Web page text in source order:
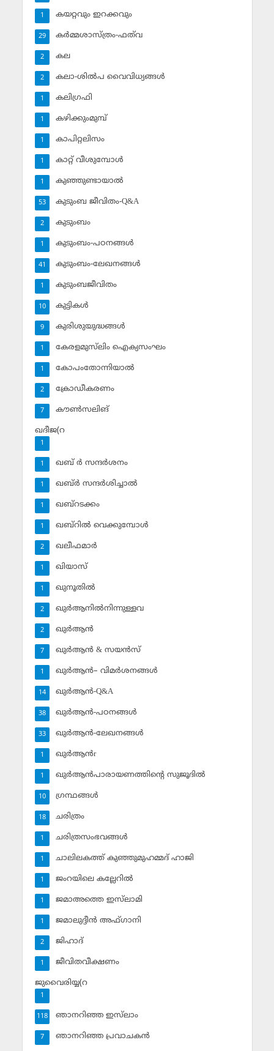
കയറ്റവും ഇറക്കവും
1
കര്‍മ്മശാസ്ത്രം-ഫത്‌വ
29
കല
2
കലാ-ശില്‍പ വൈവിധ്യങ്ങള്‍
2
കലിഗ്രഫി
1
കഴിക്കുംമുമ്പ്
1
കാപിറ്റലിസം
1
കാറ്റ് വീശുമ്പോള്‍
1
കുഞ്ഞുണ്ടായാല്‍
1
കുടുംബ ജീവിതം-Q&A
53
കുടുംബം
2
കുടുംബം-പഠനങ്ങള്‍
1
കുടുംബം-ലേഖനങ്ങള്‍
41
കുടുംബജീവിതം
1
കുട്ടികള്‍
10
കുരിശുയുദ്ധങ്ങള്‍
9
കേരളമുസ്‌ലിം ഐക്യസംഘം
1
കോപംതോന്നിയാല്‍
1
ക്രോഡീകരണം
2
കൗണ്‍സലിങ്‌
7
ഖദീജ(റ
1
ഖബ് ര്‍ സന്ദര്‍ശനം
1
ഖബ്ര്‍ സന്ദര്‍ശിച്ചാല്‍
1
ഖബ്‌റടക്കം
1
ഖബ്‌റില്‍ വെക്കുമ്പോള്‍
1
ഖലീഫമാര്‍
2
ഖിയാസ്
1
ഖുനൂതില്‍
1
ഖുര്‍ആനില്‍നിന്നുള്ളവ
2
ഖുര്‍ആന്‍
2
ഖുര്‍ആന്‍ & സയന്‍സ്‌
7
ഖുര്‍ആന്‍– വിമര്‍ശനങ്ങള്‍
1
ഖുര്‍ആന്‍-Q&A
14
ഖുര്‍ആന്‍-പഠനങ്ങള്‍
38
ഖുര്‍ആന്‍-ലേഖനങ്ങള്‍
33
ഖുര്‍ആന്‍r
1
ഖുര്‍ആന്‍പാരായണത്തിന്റെ സുജൂദില്‍
1
ഗ്രന്ഥങ്ങള്‍
10
ചരിത്രം
18
ചരിത്രസംഭവങ്ങള്‍
1
ചാലിലകത്ത് കുഞ്ഞുമുഹമ്മദ് ഹാജി
1
ജംറയിലെ കല്ലേറില്‍
1
ജമാഅത്തെ ഇസ്‌ലാമി
1
ജമാലുദ്ദീന്‍ അഫ്ഗാനി
1
ജിഹാദ്‌
2
ജീവിതവീക്ഷണം
1
ജുവൈരിയ്യ(റ
1
ഞാനറിഞ്ഞ ഇസ്‌ലാം
118
ഞാനറിഞ്ഞ പ്രവാചകന്‍
7